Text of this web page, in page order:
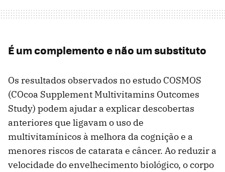
É um complemento e não um substituto
Os resultados observados no estudo COSMOS
(COcoa Supplement Multivitamins Outcomes
Study) podem ajudar a explicar descobertas
anteriores que ligavam o uso de
multivitamínicos à melhora da cognição e a
menores riscos de catarata e câncer. Ao reduzir a
velocidade do envelhecimento biológico, o corpo